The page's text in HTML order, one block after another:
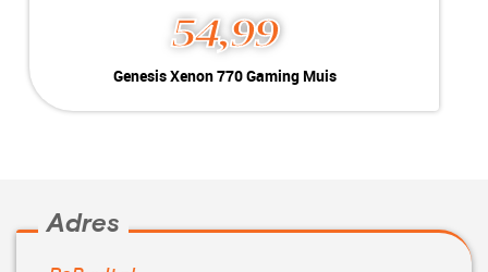
54,99
Genesis Xenon 770 Gaming Muis
Adres